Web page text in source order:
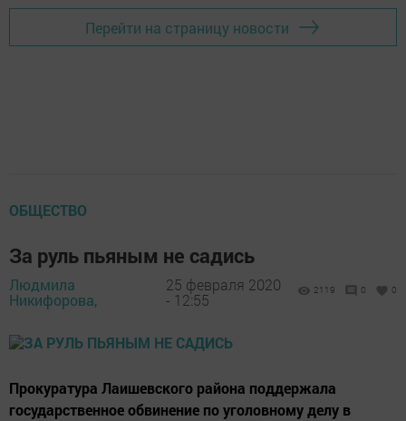
Перейти на страницу новости
ОБЩЕСТВО
За руль пьяным не садись
Людмила
Никифорова,
25 февраля 2020
- 12:55
2119 0 0
Прокуратура Лаишевского района поддержала
государственное обвинение по уголовному делу в